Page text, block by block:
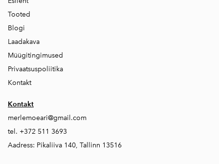
Tooted
Blogi
Laadakava
Müügitingimused
Privaatsuspoliitika
Kontakt
Kontakt
merlemoeari@gmail.com
tel. +372 511 3693
Aadress: Pikaliiva 140, Tallinn 13516